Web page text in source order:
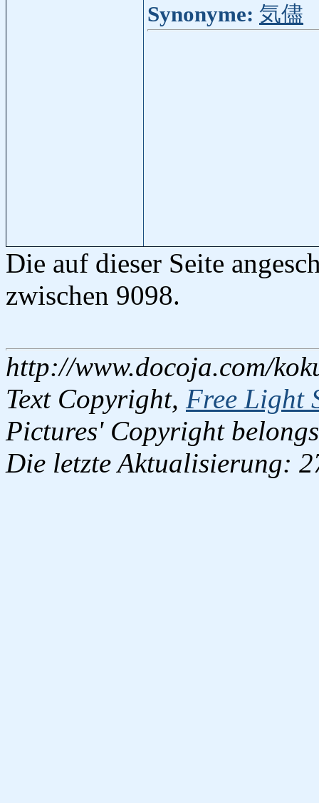
Synonyme: 気儘
Die auf dieser Seite
zwischen 9098.
http://www.docoja.com/
Text Copyright, Free Light
Pictures' Copyright
Die letzte Aktualisierung: